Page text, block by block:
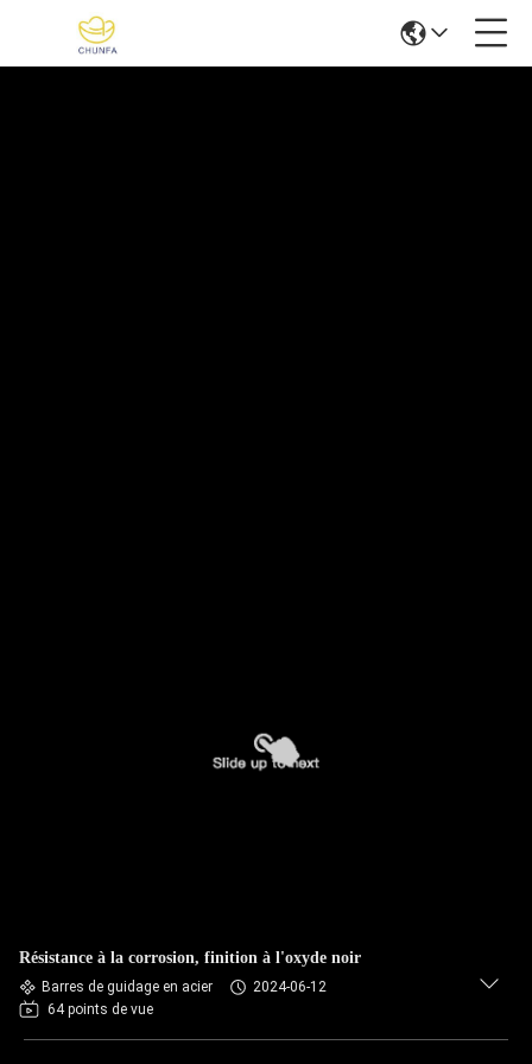
Résistance à la corrosion, finition à l'oxyde noir
Barres de guidage en acier
2024-06-12
64 points de vue